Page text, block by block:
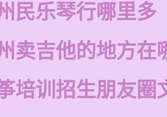
民乐琴行哪里多
卖吉他的地方在
培训招生朋友圈